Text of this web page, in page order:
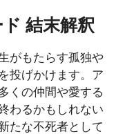
結末解釈
がもたらす孤独や
投げかけます。ア
くの仲間や愛する
わるかもしれない
たな不死者として